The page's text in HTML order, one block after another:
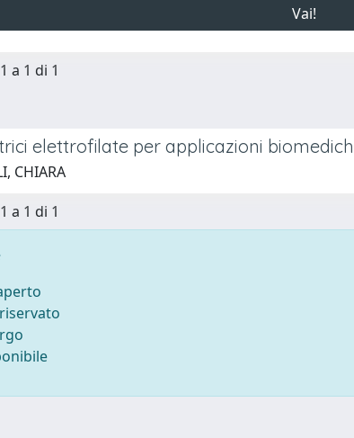
a 1 di 1
elettrofilate per applicazioni
CHIARA
a 1 di 1